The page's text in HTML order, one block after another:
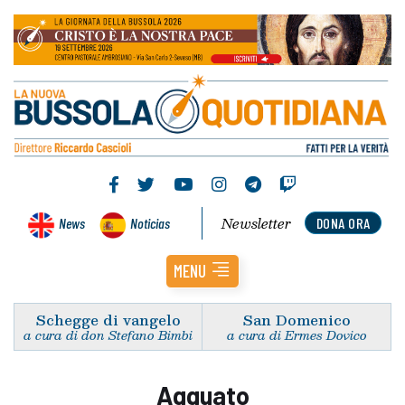
News Noticias DONA ORA
Newsletter
MENU
Schegge di vangelo
a cura di don Stefano Bimbi
San Domenico
a cura di Ermes Dovico
Agguato